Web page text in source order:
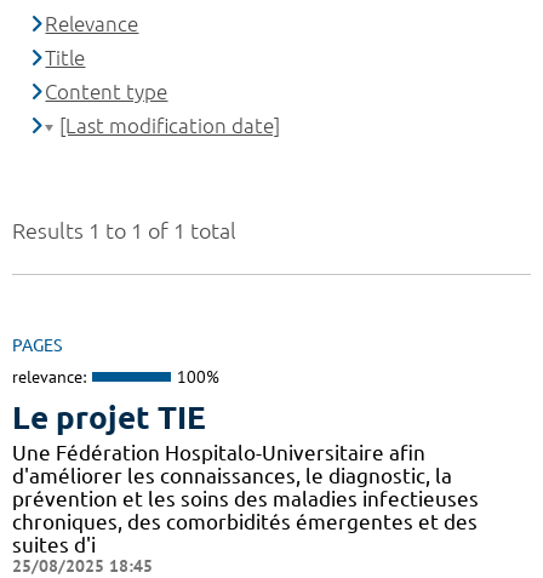
Results 1 to 1 of 1 total
PAGES
relevance: 100%
Le projet TIE
Une Fédération Hospitalo-Universitaire afin
d'améliorer les connaissances, le diagnostic, la
prévention et les soins des maladies infectieuses
chroniques, des comorbidités émergentes et des
suites d'i
25/08/2025 18:45
Relevance
Title
Content type
[Last modification date]